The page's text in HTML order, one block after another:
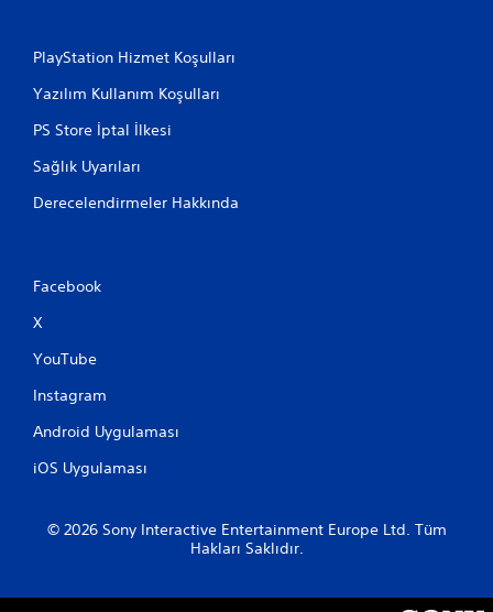
PlayStation Hizmet Koşulları
Yazılım Kullanım Koşulları
PS Store İptal İlkesi
Sağlık Uyarıları
Derecelendirmeler Hakkında
Facebook
X
YouTube
Instagram
Android Uygulaması
iOS Uygulaması
© 2026 Sony Interactive Entertainment Europe Ltd. Tüm
Hakları Saklıdır.